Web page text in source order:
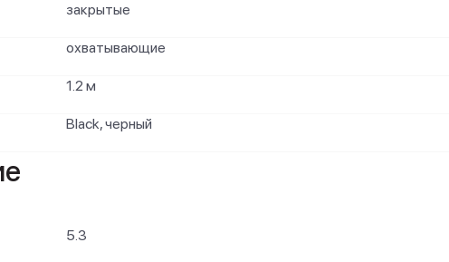
закрытые
охватывающие
1.2 м
Black, черный
5.3